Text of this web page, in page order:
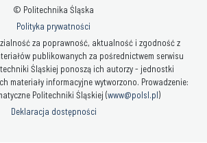
© Politechnika Śląska
Polityka prywatności
za poprawność, aktualność i zgodność z
publikowanych za pośrednictwem serwisu
Śląskiej ponoszą ich autorzy - jednostki
materiały informacyjne wytworzono. Prowadzenie:
Politechniki Śląskiej (www@polsl.pl)
Deklaracja dostępności